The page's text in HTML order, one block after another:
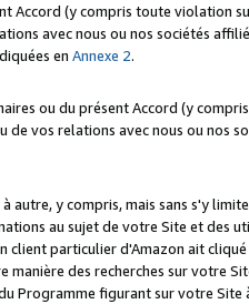
Accord (y compris toute violation
avec nous ou nos sociétés
en Annexe 2.
ou du présent Accord (y
vos relations avec nous ou nos
y compris, mais sans s'y
au sujet de votre Site et des
particulier d'Amazon ait
des recherches sur votre
figurant sur votre Site